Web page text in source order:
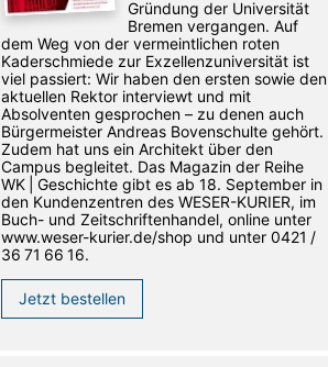
Gründung der Universität
Bremen vergangen. Auf
dem Weg von der vermeintlichen roten
Kaderschmiede zur Exzellenzuniversität ist
viel passiert: Wir haben den ersten sowie den
aktuellen Rektor interviewt und mit
Absolventen gesprochen – zu denen auch
Bürgermeister Andreas Bovenschulte gehört.
Zudem hat uns ein Architekt über den
Campus begleitet. Das Magazin der Reihe
WK | Geschichte gibt es ab 18. September in
den ­Kundenzentren des WESER-­KURIER, im
Buch- und Zeitschriftenhandel, online unter
www.weser-kurier.de/shop und unter 0421 /
36 71 66 16.
Jetzt bestellen